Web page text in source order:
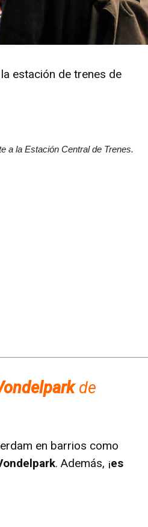
estación de trenes de
a la Estación Central de Trenes.
de
en barrios como
. Además, ¡es